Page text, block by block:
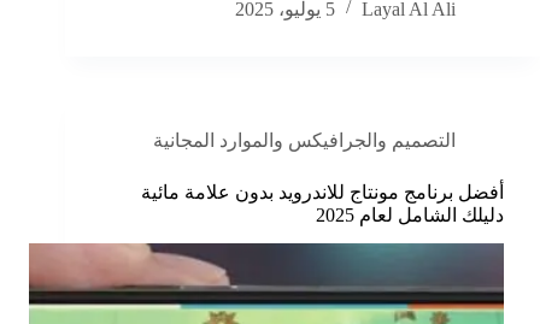
Layal Al Ali
5 يوليو، 2025
التصميم والجرافيكس والموارد المجانية
أفضل برنامج مونتاج للاندرويد بدون علامة مائية
دليلك الشامل لعام 2025